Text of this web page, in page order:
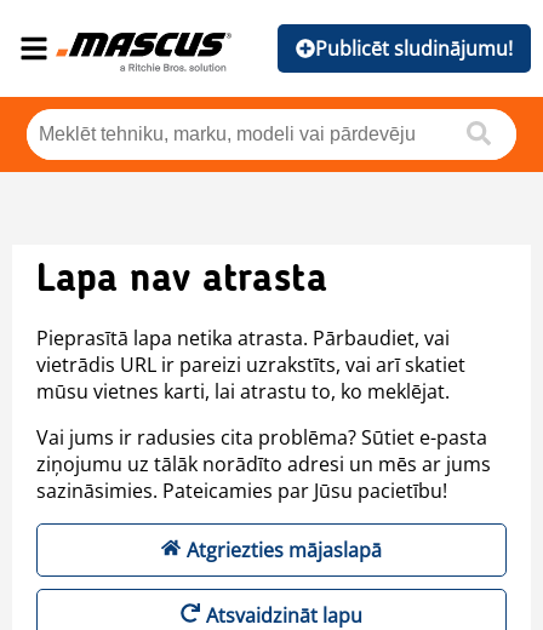
Publicēt sludinājumu!
Lapa nav atrasta
Pieprasītā lapa netika atrasta. Pārbaudiet, vai
vietrādis URL ir pareizi uzrakstīts, vai arī skatiet
mūsu vietnes karti, lai atrastu to, ko meklējat.
Vai jums ir radusies cita problēma? Sūtiet e-pasta
ziņojumu uz tālāk norādīto adresi un mēs ar jums
sazināsimies. Pateicamies par Jūsu pacietību!
Atgriezties mājaslapā
Atsvaidzināt lapu